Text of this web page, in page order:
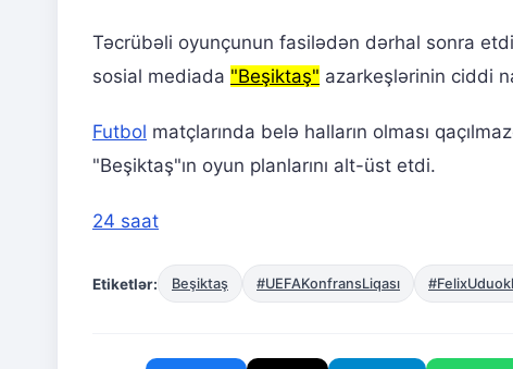
Təcrübəli oyunçunun fasilədən dərhal sonra
sosial mediada "Beşiktaş" azarkeşlərinin ciddi
Futbol matçlarında belə halların olması
"Beşiktaş"ın oyun planlarını alt-üst etdi.
24 saat
Etiketlər: Beşiktaş #UEFAKonfransLiqası